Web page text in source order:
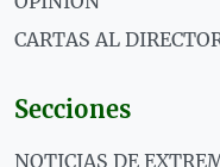
CARTAS AL
Secciones
NOTICIAS DE